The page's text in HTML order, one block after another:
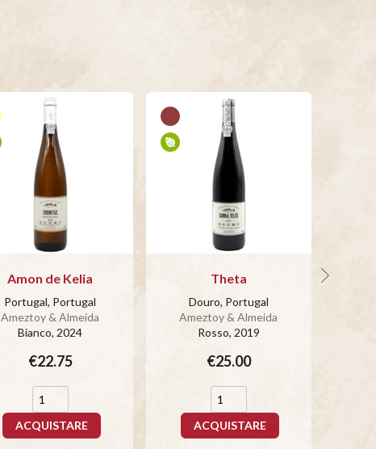
Amon de Kelia
Portugal, Portugal
Ameztoy & Almeida
Bianco, 2024
€22.75
ACQUISTARE
Theta
Douro, Portugal
Ameztoy & Almeida
Rosso, 2019
€25.00
ACQUISTARE